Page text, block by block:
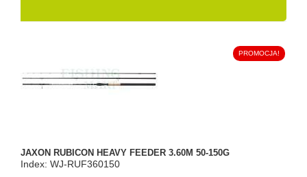
PROMOCJA!
JAXON RUBICON HEAVY FEEDER 3.60M 50-150G
Index: WJ-RUF360150